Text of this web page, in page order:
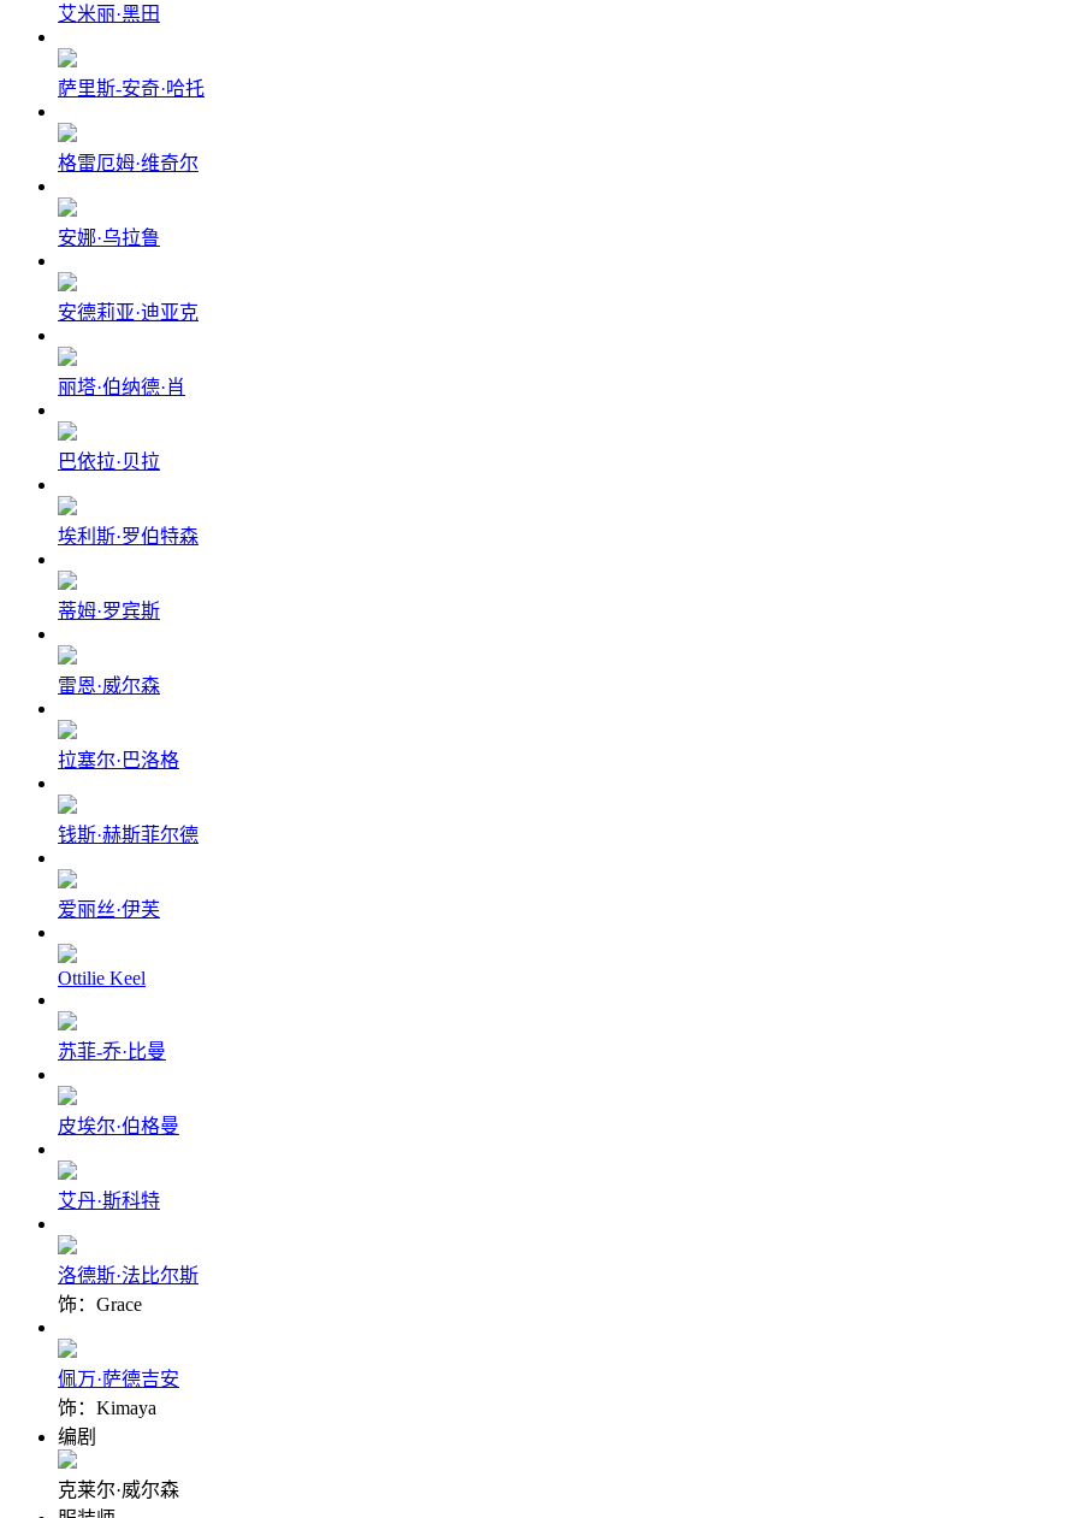
艾米丽·黑田
萨里斯-安奇·哈托
格雷厄姆·维奇尔
安娜·乌拉鲁
安德莉亚·迪亚克
丽塔·伯纳德·肖
巴依拉·贝拉
埃利斯·罗伯特森
蒂姆·罗宾斯
雷恩·威尔森
拉塞尔·巴洛格
钱斯·赫斯菲尔德
爱丽丝·伊芙
Ottilie Keel
苏菲-乔·比曼
皮埃尔·伯格曼
艾丹·斯科特
洛德斯·法比尔斯
饰：Grace
佩万·萨德吉安
饰：Kimaya
编剧
克莱尔·威尔森